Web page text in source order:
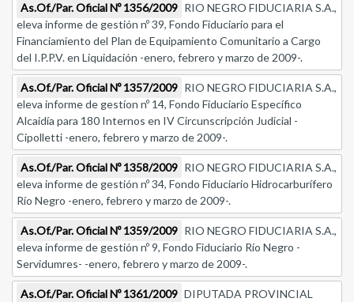
As.Of./Par. Oficial Nº 1356/2009 RIO NEGRO FIDUCIARIA S.A.,
eleva informe de gestión nº 39, Fondo Fiduciario para el
Financiamiento del Plan de Equipamiento Comunitario a Cargo
del I.P.P.V. en Liquidación -enero, febrero y marzo de 2009-.
As.Of./Par. Oficial Nº 1357/2009 RIO NEGRO FIDUCIARIA S.A.,
eleva informe de gestíon nº 14, Fondo Fiduciario Específico
Alcaidía para 180 Internos en IV Circunscripción Judicial -
Cipolletti -enero, febrero y marzo de 2009-.
As.Of./Par. Oficial Nº 1358/2009 RIO NEGRO FIDUCIARIA S.A.,
eleva informe de gestión nº 34, Fondo Fiduciario Hidrocarburífero
Río Negro -enero, febrero y marzo de 2009-.
As.Of./Par. Oficial Nº 1359/2009 RIO NEGRO FIDUCIARIA S.A.,
eleva informe de gestión nº 9, Fondo Fiduciario Río Negro -
Servidumres- -enero, febrero y marzo de 2009-.
As.Of./Par. Oficial Nº 1361/2009 DIPUTADA PROVINCIAL